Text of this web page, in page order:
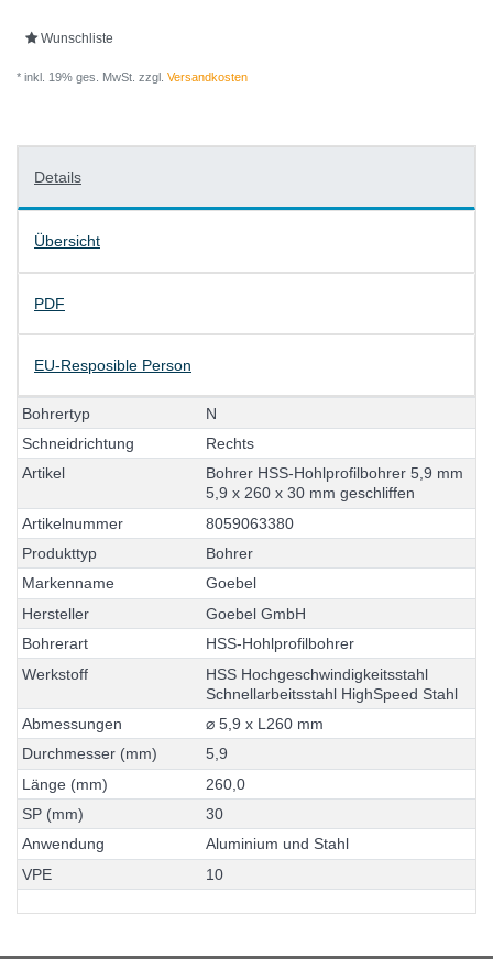
Wunschliste
* inkl. 19% ges. MwSt. zzgl. Versandkosten
Details
Übersicht
PDF
EU-Resposible Person
Bohrertyp
N
Schneidrichtung Rechts
Artikel Bohrer HSS-Hohlprofilbohrer 5,9 mm
5,9 x 260 x 30 mm geschliffen
Artikelnummer 8059063380
Produkttyp Bohrer
Markenname Goebel
Hersteller Goebel GmbH
Bohrerart HSS-Hohlprofilbohrer
Werkstoff HSS Hochgeschwindigkeitsstahl
Schnellarbeitsstahl HighSpeed Stahl
Abmessungen ⌀ 5, 9 x L 260 mm
Durchmesser (mm) 5,9
Länge (mm) 260, 0
SP (mm) 30
Anwendung Aluminium und Stahl
VPE 10